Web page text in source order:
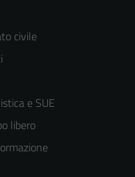
civile
e SUE
libero